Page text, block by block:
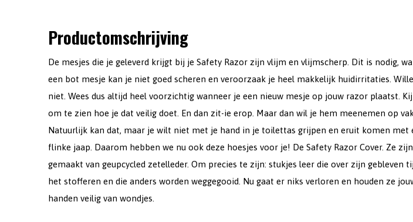
Productomschrijving
De mesjes die je geleverd krijgt bij je Safety Razor zijn vlijm en vlijmscherp. Dit is nodig,
een bot mesje kan je niet goed scheren en veroorzaak je heel makkelijk huidirritaties.
niet. Wees dus altijd heel voorzichtig wanneer je een nieuw mesje op jouw razor plaatst.
om te zien hoe je dat veilig doet. En dan zit-ie erop. Maar dan wil je hem meenemen op
Natuurlijk kan dat, maar je wilt niet met je hand in je toilettas grijpen en eruit komen met
flinke jaap. Daarom hebben we nu ook deze hoesjes voor je! De Safety Razor Cover. Ze zijn
gemaakt van geupcycled zetelleder. Om precies te zijn: stukjes leer die over zijn gebleven
het stofferen en die anders worden weggegooid. Nu gaat er niks verloren en houden ze
handen veilig van wondjes.